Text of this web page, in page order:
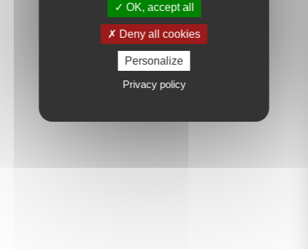
OK, accept all
Deny all cookies
Personalize
Privacy policy